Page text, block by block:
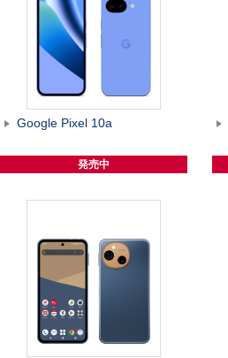
Google Pixel 10a
発売中